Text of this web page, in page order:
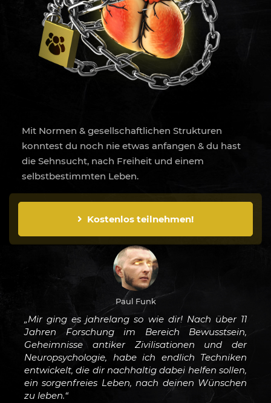
Mit Normen & gesellschaftlichen Strukturen
konntest du noch nie etwas anfangen & du hast
die Sehnsucht, nach Freiheit und einem
selbstbestimmten Leben.
Kostenlos teilnehmen!
Paul Funk
„Mir ging es jahrelang so wie dir! Nach über 11
Jahren Forschung im Bereich Bewusstsein,
Geheimnisse antiker Zivilisationen und der
Neuropsychologie, habe ich endlich Techniken
entwickelt, die dir nachhaltig dabei helfen sollen,
ein sorgenfreies Leben, nach deinen Wünschen
zu leben.“